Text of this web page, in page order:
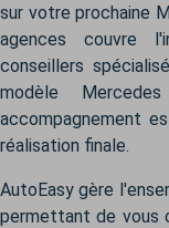
sur votre prochaine
agences couvre
conseillers
modèle
accompagnement
réalisation finale.
AutoEasy gère
permettant de vous